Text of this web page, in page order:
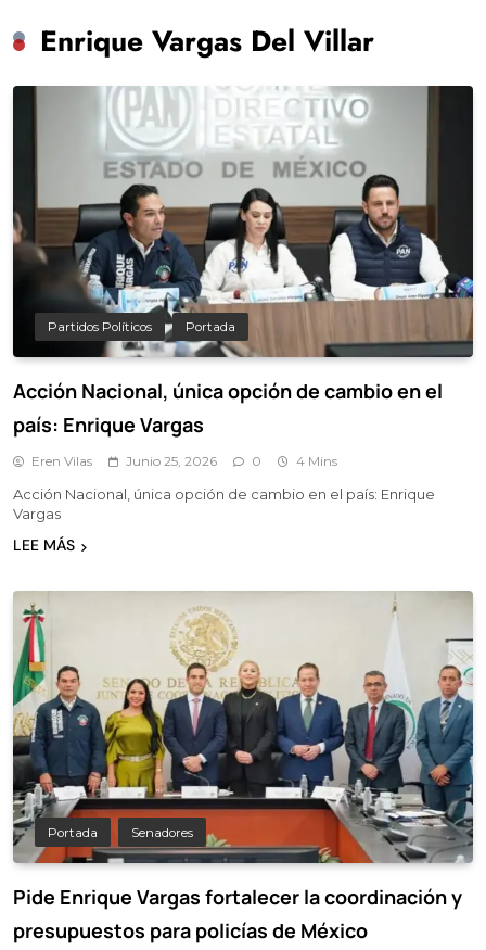
Enrique Vargas Del Villar
Partidos Políticos Portada
Acción Nacional, única opción de cambio en el
país: Enrique Vargas
Eren Vilas Junio 25, 2026 0 4 Mins
Acción Nacional, única opción de cambio en el país: Enrique
Vargas
LEE MÁS
Portada Senadores
Pide Enrique Vargas fortalecer la coordinación y
presupuestos para policías de México